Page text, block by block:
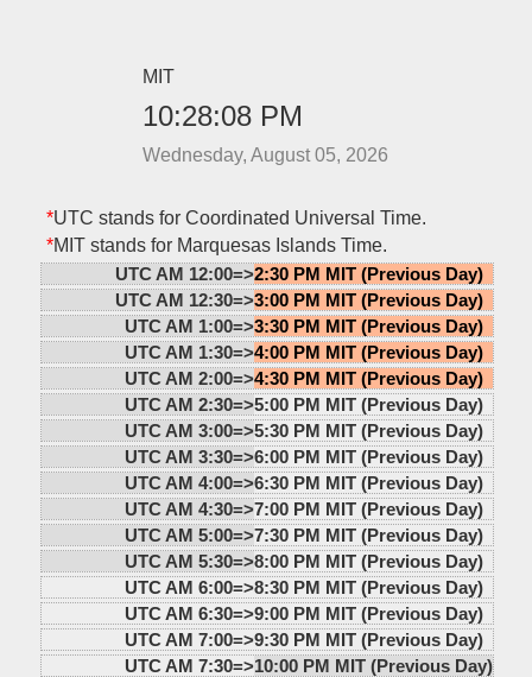
MIT
10:28:08 PM
Wednesday, August 05, 2026
*UTC stands for Coordinated Universal Time.
*MIT stands for Marquesas Islands Time.
UTC AM 12:00=>2:30 PM MIT (Previous Day)
UTC AM 12:30=>3:00 PM MIT (Previous Day)
UTC AM 1:00=>3:30 PM MIT (Previous Day)
UTC AM 1:30=>4:00 PM MIT (Previous Day)
UTC AM 2:00=>4:30 PM MIT (Previous Day)
UTC AM 2:30=>5:00 PM MIT (Previous Day)
UTC AM 3:00=>5:30 PM MIT (Previous Day)
UTC AM 3:30=>6:00 PM MIT (Previous Day)
UTC AM 4:00=>6:30 PM MIT (Previous Day)
UTC AM 4:30=>7:00 PM MIT (Previous Day)
UTC AM 5:00=>7:30 PM MIT (Previous Day)
UTC AM 5:30=>8:00 PM MIT (Previous Day)
UTC AM 6:00=>8:30 PM MIT (Previous Day)
UTC AM 6:30=>9:00 PM MIT (Previous Day)
UTC AM 7:00=>9:30 PM MIT (Previous Day)
UTC AM 7:30=>10:00 PM MIT (Previous Day)